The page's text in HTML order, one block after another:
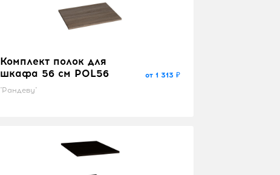
Комплект полок для
шкафа 56 см POL56
"Рандеву"
от 1 313 ₽